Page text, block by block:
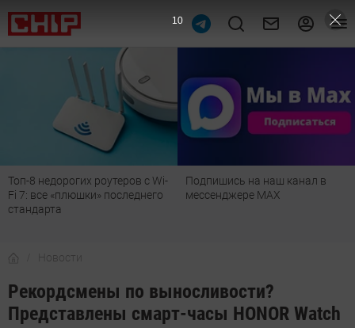
Топ-8 недорогих роутеров с Wi-
Fi 7: все «плюшки» последнего
стандарта
Подпишись на наш канал в
мессенджере МАХ
Новости
Рекордсмены по выносливости?
Представлены смарт-часы HONOR Watch
9